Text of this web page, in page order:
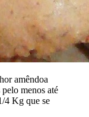
amêndoa
menos até
4 Kg que se